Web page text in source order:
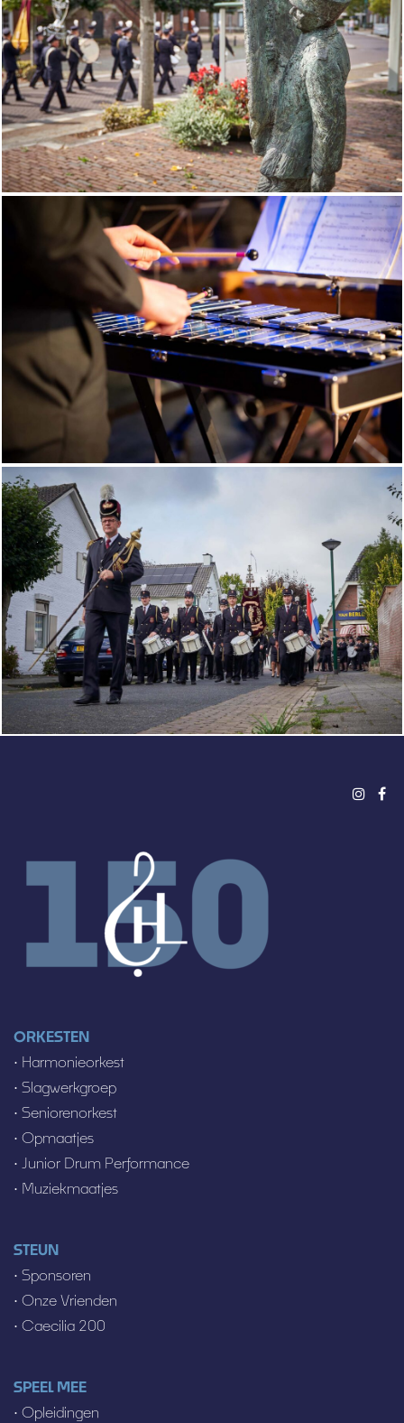
ORKESTEN
• Harmonieorkest
• Slagwerkgroep
• Seniorenorkest
• Opmaatjes
• Junior Drum Performance
• Muziekmaatjes
STEUN
• Sponsoren
• Onze Vrienden
• Caecilia 200
SPEEL MEE
• Opleidingen